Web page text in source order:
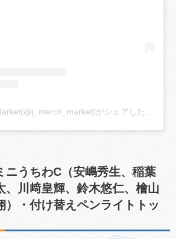
Johnny's Merch Market(@j_merch_market)がシェアした投稿
ニうちわC（安嶋秀生、稲葉
、川﨑皇輝、鈴木悠仁、檜山
）・付け替えペンライトトッ